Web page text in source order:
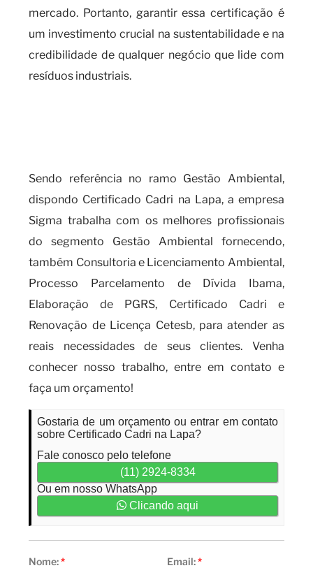
mercado. Portanto, garantir essa certificação é
um investimento crucial na sustentabilidade e na
credibilidade de qualquer negócio que lide com
resíduos industriais.
Sendo referência no ramo Gestão Ambiental,
dispondo Certificado Cadri na Lapa, a empresa
Sigma trabalha com os melhores profissionais
do segmento Gestão Ambiental fornecendo,
também Consultoria e Licenciamento Ambiental,
Processo Parcelamento de Dívida Ibama,
Elaboração de PGRS, Certificado Cadri e
Renovação de Licença Cetesb, para atender as
reais necessidades de seus clientes. Venha
conhecer nosso trabalho, entre em contato e
faça um orçamento!
Gostaria de um orçamento ou entrar em contato
sobre Certificado Cadri na Lapa?
Fale conosco pelo telefone
(11) 2924-8334
Ou em nosso WhatsApp
Clicando aqui
Nome:* Email:*